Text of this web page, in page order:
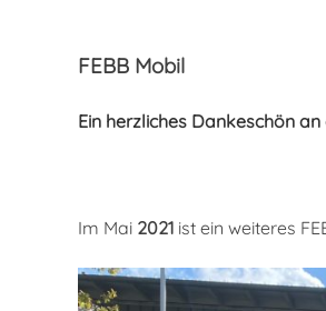
FEBB Mobil
Ein herzliches Dankeschön
Im Mai 2021ist ein weiteres